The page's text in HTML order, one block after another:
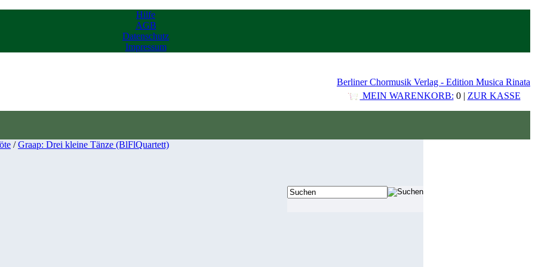
Hilfe
AGB
Datenschutz
Impressum
Berliner Chormusik Verlag - Edition Musica Rinata
MEIN WARENKORB: 0 | ZUR KASSE
/Graap: Drei kleine Tänze (BlFlQuartett)